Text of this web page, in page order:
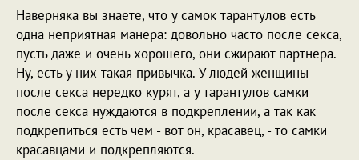
Наверняка вы знаете, что у самок тарантулов есть
одна неприятная манера: довольно часто после секса,
пусть даже и очень хорошего, они сжирают партнера.
Ну, есть у них такая привычка. У людей женщины
после секса нередко курят, а у тарантулов самки
после секса нуждаются в подкреплении, а так как
подкрепиться есть чем - вот он, красавец, - то самки
красавцами и подкрепляются.